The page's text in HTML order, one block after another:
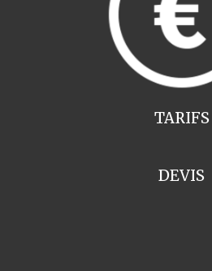
TARIFS
DEVIS